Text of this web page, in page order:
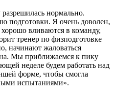
нормально.
подготовки. Я очень доволен,
вливаются в команду,
тренер по физподготовке
начинают жаловаться
Мы приближаемся к пику
неделе будем работать над
форме, чтобы смогла
испытаниями».